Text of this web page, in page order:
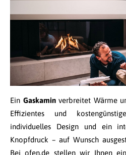
Ein Gaskaminverbreitet Wärme
Effizientes und
individuelles Design und ein
Knopfdruck – auf Wunsch
Bei ofen.de stellen wir Ihnen